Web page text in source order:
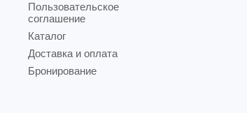
Пользовательское
соглашение
Каталог
Доставка и оплата
Бронирование